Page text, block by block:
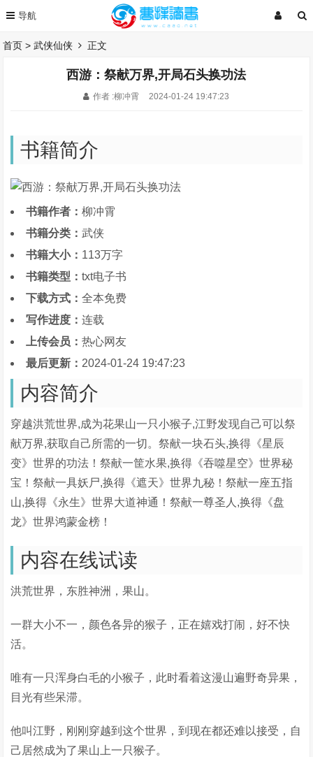
首页 >武侠仙侠 正文
西游：祭献万界,开局石头换功法
作者 :柳冲霄 2024-01-24 19:47:23
书籍简介
书籍作者：柳冲霄
书籍分类：武侠
书籍大小： 113万字
书籍类型：txt电子书
下载方式：全本免费
写作进度：连载
上传会员：热心网友
最后更新： 2024-01-24 19:47:23
内容简介
穿越洪荒世界,成为花果山一只小猴子,江野发现自己可以祭
献万界,获取自己所需的一切。祭献一块石头,换得《星辰
变》世界的功法！祭献一筐水果,换得《吞噬星空》世界秘
宝！祭献一具妖尸,换得《遮天》世界九秘！祭献一座五指
山,换得《永生》世界大道神通！祭献一尊圣人,换得《盘
龙》世界鸿蒙金榜！
内容在线试读
洪荒世界，东胜神洲，果山。
一群大小不一，颜色各异的猴子，正在嬉戏打闹，好不快
活。
唯有一只浑身白毛的小猴子，此时看着这漫山遍野奇异果，
目光有些呆滞。
他叫江野，刚刚穿越到这个世界，到现在都还难以接受，自
己居然成为了果山上一只猴子。